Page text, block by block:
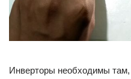
Инверторы необходимы там,